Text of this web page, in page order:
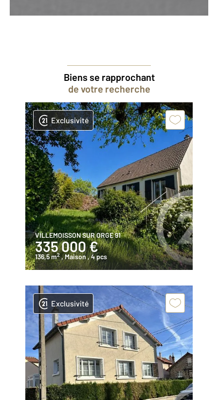
Biens se rapprochant
de votre recherche
Exclusivité
VILLEMOISSON SUR ORGE 91
335 000 €
136,5 m2 , Maison, 4 pcs
Exclusivité